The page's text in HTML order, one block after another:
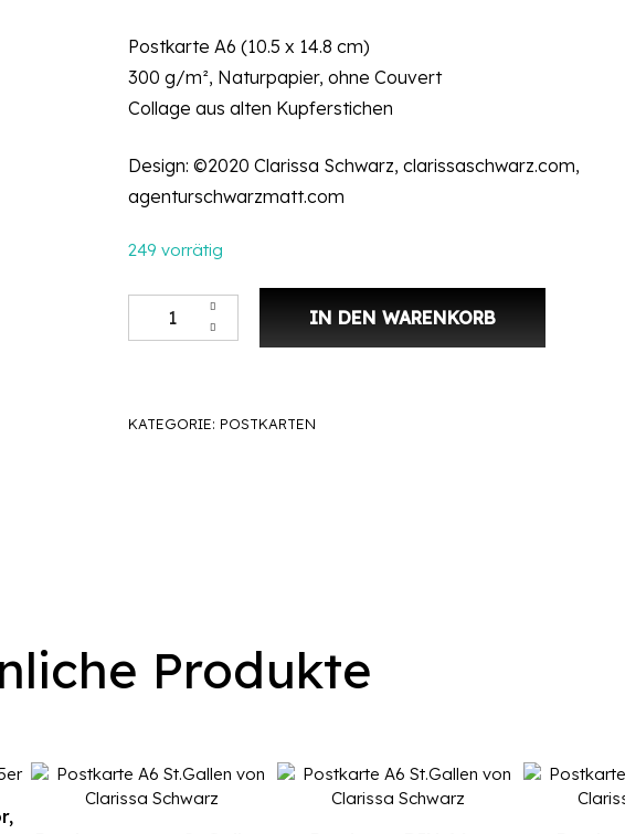
Postkarte A6 (10.5 x 14.8 cm)
300 g/m², Naturpapier, ohne Couvert
Collage aus alten Kupferstichen
Design: ©2020 Clarissa Schwarz, clarissaschwarz.com,
agenturschwarzmatt.com
249 vorrätig
Postkarte DIN A6 – Collage, Der Mann auf dem Fahrrad Menge
IN DEN WARENKORB
KATEGORIE: POSTKARTEN
Produkte